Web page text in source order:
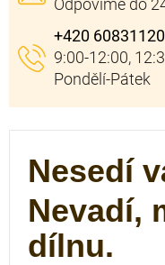
+420
Nesedí
Nevadí,
dílnu.